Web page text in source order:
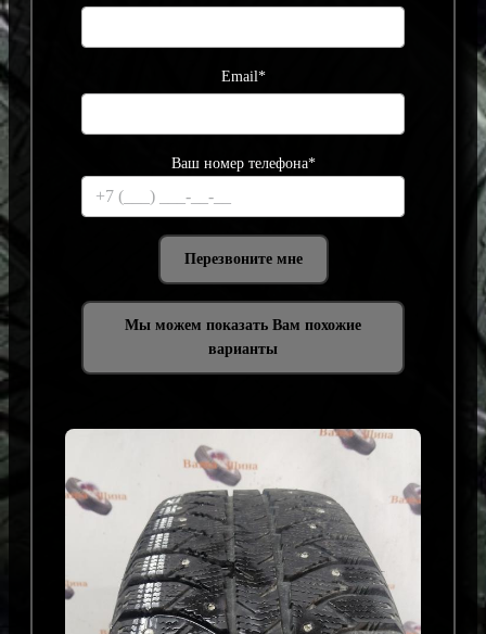
Email*
Ваш номер телефона*
Мы можем показать Вам похожие
варианты